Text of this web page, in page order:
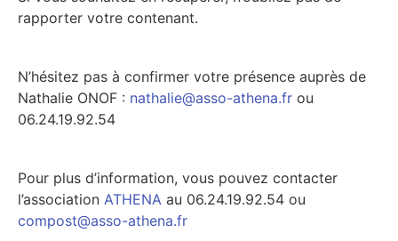
rapporter votre contenant.
N’hésitez pas à confirmer votre présence auprès de
Nathalie ONOF : nathalie@asso-athena.fr ou
06.24.19.92.54
Pour plus d’information, vous pouvez contacter
l’association ATHENA au 06.24.19.92.54 ou
compost@asso-athena.fr